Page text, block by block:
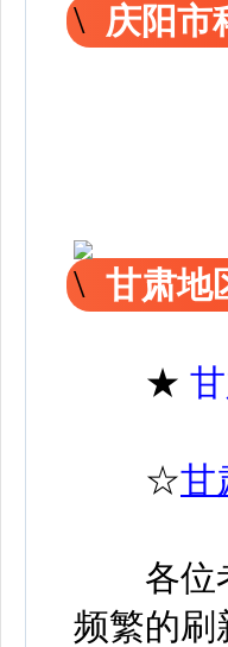
庆阳市
甘肃地
★
☆甘
各位
频繁的刷